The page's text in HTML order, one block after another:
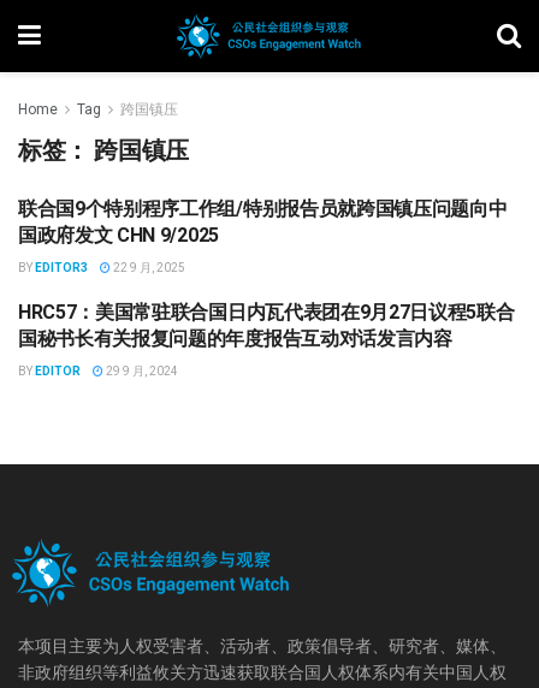
Home Tag 跨国镇压
标签： 跨国镇压
联合国特别程序
联合国9个特别程序工作组/特别报告员就跨国镇压问题向中
国政府发文 CHN 9/2025
BY EDITOR3 22 9 月, 2025
人权理事会动态
HRC57：美国常驻联合国日内瓦代表团在9月27日议程5联合
国秘书长有关报复问题的年度报告互动对话发言内容
BY EDITOR 29 9 月, 2024
本项目主要为人权受害者、活动者、政策倡导者、研究者、媒体、
非政府组织等利益攸关方迅速获取联合国人权体系内有关中国人权